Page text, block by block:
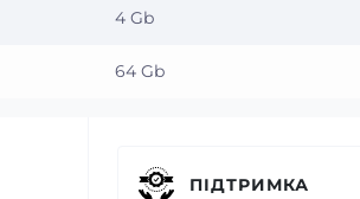
4 Gb
64 Gb
ПІДТРИМКА